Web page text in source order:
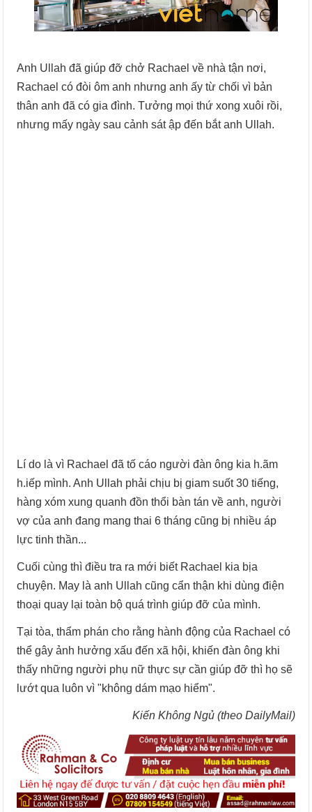
Anh Ullah đã giúp đỡ chở Rachael về nhà tận nơi,
Rachael có đòi ôm anh nhưng anh ấy từ chối vì bản
thân anh đã có gia đình. Tưởng mọi thứ xong xuôi rồi,
nhưng mấy ngày sau cảnh sát ập đến bắt anh Ullah.
Lí do là vì Rachael đã tố cáo người đàn ông kia h.ãm
h.iếp mình. Anh Ullah phải chịu bị giam suốt 30 tiếng,
hàng xóm xung quanh đồn thổi bàn tán về anh, người
vợ của anh đang mang thai 6 tháng cũng bị nhiều áp
lực tinh thần...
Cuối cùng thì điều tra ra mới biết Rachael kia bịa
chuyện. May là anh Ullah cũng cẩn thận khi dùng điện
thoại quay lại toàn bộ quá trình giúp đỡ của mình.
Tại tòa, thẩm phán cho rằng hành động của Rachael có
thể gây ảnh hưởng xấu đến xã hội, khiến đàn ông khi
thấy những người phụ nữ thực sự cần giúp đỡ thì họ sẽ
lướt qua luôn vì "không dám mạo hiểm".
Kiến Không Ngủ (theo DailyMail)